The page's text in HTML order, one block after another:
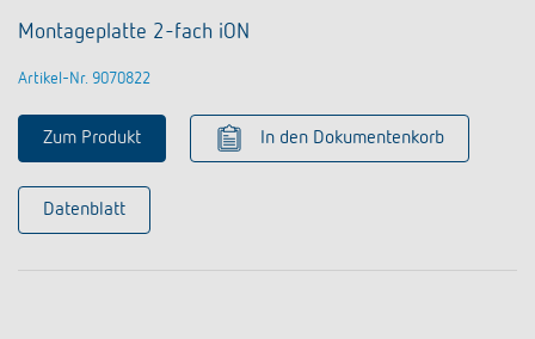
Montageplatte 2-fach iON
Artikel-Nr. 9070822
Zum Produkt In den Dokumentenkorb
Datenblatt